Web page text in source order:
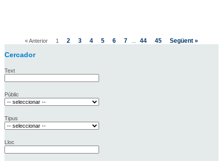
« Anterior 1 2 3 4 5 6 7 44 45 Següent »
Cercador
Text
Públic
Tipus
Lloc